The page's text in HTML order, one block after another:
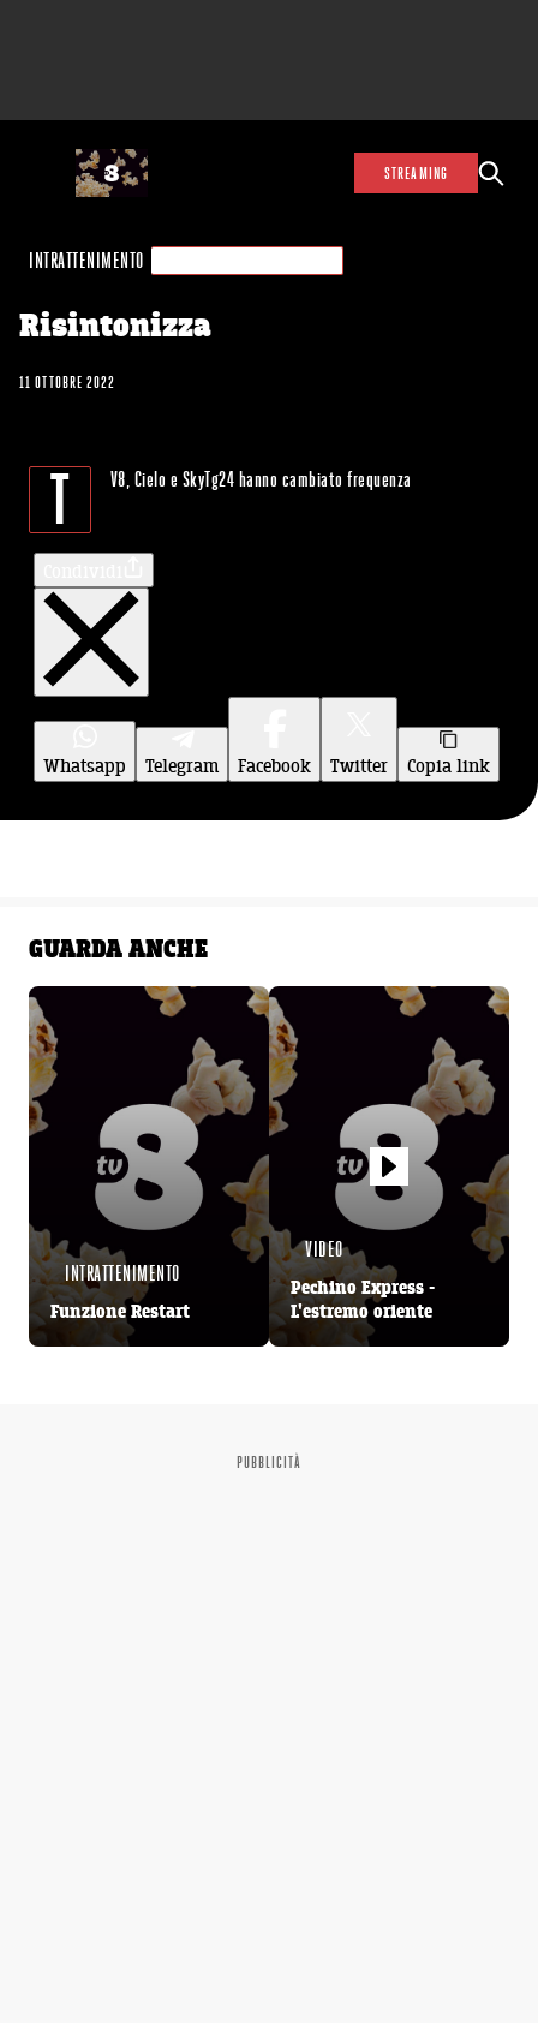
STREAMING
INTRATTENIMENTO
Risintonizza
11 OTTOBRE 2022
T V8, Cielo e SkyTg24 hanno cambiato frequenza
Whatsapp Telegram Facebook Twitter Copia link
GUARDA ANCHE
INTRATTENIMENTO
Funzione Restart
VIDEO
Pechino Express -
L'estremo oriente
PUBBLICITÀ